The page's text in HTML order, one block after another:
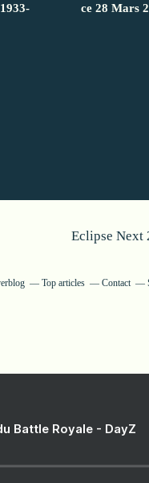
ce 28 Mars
Eclipse Next
Top articles Contact
Battle Royale - DayZ